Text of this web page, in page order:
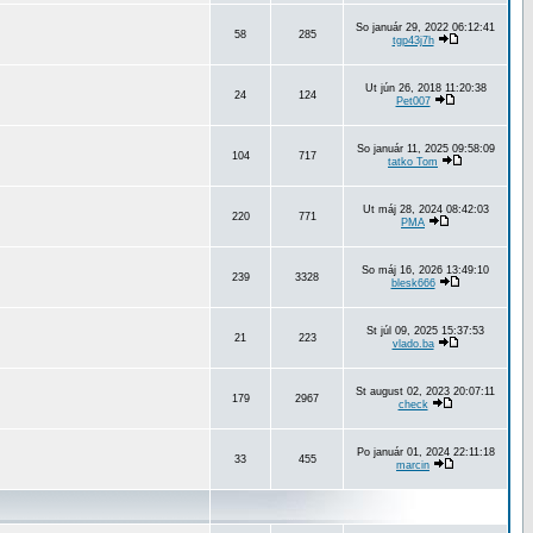
58 285
So január 29, 2022 06:12:41
tgp43j7h
24 124
Ut jún 26, 2018 11:20:38
Pet007
104 717
So január 11, 2025 09:58:09
tatko Tom
220 771
Ut máj 28, 2024 08:42:03
PMA
239 3328
So máj 16, 2026 13:49:10
blesk666
21 223
St júl 09, 2025 15:37:53
vlado.ba
179 2967
St august 02, 2023 20:07:11
check
33 455
Po január 01, 2024 22:11:18
marcin